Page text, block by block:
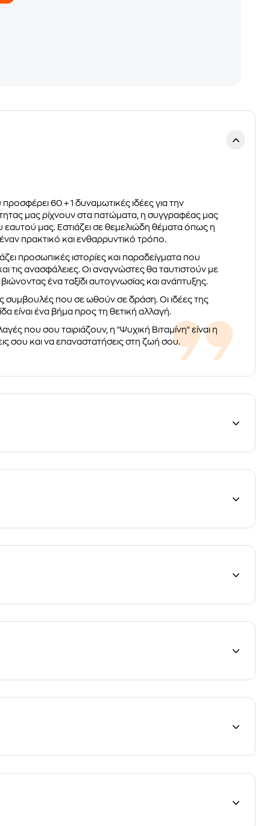
60 + 1 δυναμωτικές ιδέες για την
μας ρίχνουν στα πατώματα, η συγγραφέας μας
μας. Εστιάζει σε θεμελιώδη θέματα όπως η
πρακτικό και ενθαρρυντικό τρόπο.
προσωπικές ιστορίες και παραδείγματα που
τις ανασφάλειες. Οι αναγνώστες θα ταυτιστούν με
ένα ταξίδι αυτογνωσίας και ανάπτυξης.
συμβουλές που σε ωθούν σε δράση. Οι ιδέες της
είναι ένα βήμα προς τη θετική αλλαγή.
που σου ταιριάζουν, η "Ψυχική Βιταμίνη" είναι η
σου και να επαναστατήσεις στη ζωή σου.